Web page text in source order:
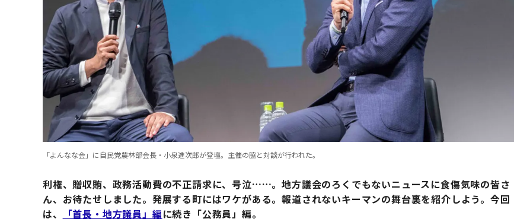
「よんなな会」に自民党農林部会長・小泉進次郎が登壇。主催の脇と対談が行われた。
利権、贈収賄、政務活動費の不正請求に、号泣……。地方議会のろくでもないニュースに食傷気味の皆さ
ん、お待たせしました。発展する町にはワケがある。報道されないキーマンの舞台裏を紹介しよう。今回
は、
「首長・地方議員」編に続き「公務員」編。